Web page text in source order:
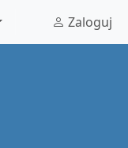
Zaloguj